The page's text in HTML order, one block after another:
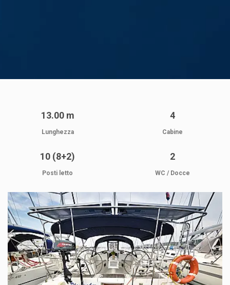
13.00 m
Lunghezza
4
Cabine
10 (8+2)
Posti letto
2
WC / Docce